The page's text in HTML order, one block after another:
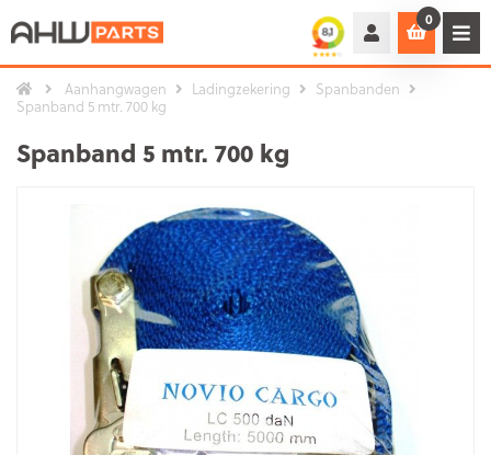
0
Aanhangwagen Ladingzekering
Spanbanden
Spanband 5 mtr. 700 kg
Spanband 5 mtr. 700 kg